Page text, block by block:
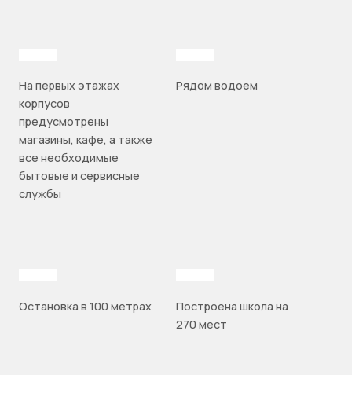
На первых этажах
корпусов
предусмотрены
магазины, кафе, а также
все необходимые
бытовые и сервисные
службы
Рядом водоем
Остановка в 100 метрах
Построена школа на
270 мест